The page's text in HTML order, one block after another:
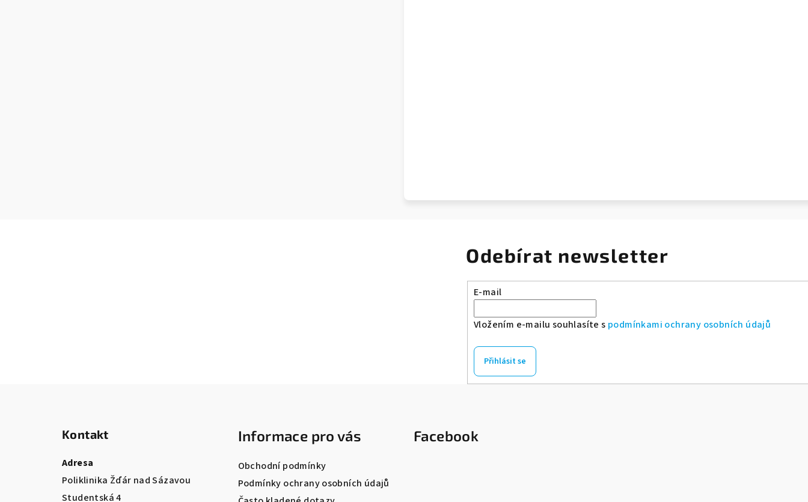
Odebírat newsletter
E-mail
Vložením e-mailu souhlasíte s podmínkami ochrany osobních údajů
Přihlásit se
Kontakt
Adresa
Poliklinika Žďár nad Sázavou
Studentská 4
Informace pro vás
Obchodní podmínky
Podmínky ochrany osobních údajů
Facebook